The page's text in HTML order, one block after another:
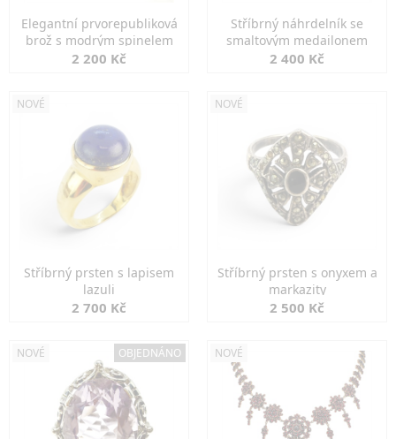
Elegantní prvorepubliková
brož s modrým spinelem
2 200 Kč
Stříbrný náhrdelník se
smaltovým medailonem
2 400 Kč
NOVÉ
Stříbrný prsten s lapisem
lazuli
2 700 Kč
NOVÉ
Stříbrný prsten s onyxem a
markazity
2 500 Kč
NOVÉ OBJEDNÁNO NOVÉ